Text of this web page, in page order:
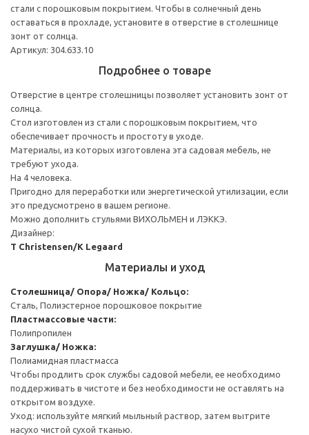
стали с порошковым покрытием. Чтобы в солнечный день
оставаться в прохладе, установите в отверстие в столешнице
зонт от солнца.
Артикул: 304.633.10
Подробнее о товаре
Отверстие в центре столешницы позволяет установить зонт от
солнца.
Стол изготовлен из стали с порошковым покрытием, что
обеспечивает прочность и простоту в уходе.
Материалы, из которых изготовлена эта садовая мебель, не
требуют ухода.
На 4 человека.
Пригодно для переработки или энергетической утилизации, если
это предусмотрено в вашем регионе.
Можно дополнить стульями ВИХОЛЬМЕН и ЛЭККЭ.
Дизайнер:
T Christensen/K Legaard
Материалы и уход
Столешница/ Опора/ Ножка/ Кольцо:
Сталь, Полиэстерное порошковое покрытие
Пластмассовые части:
Полипропилен
Заглушка/ Ножка:
Полиамидная пластмасса
Чтобы продлить срок службы садовой мебели, ее необходимо
поддерживать в чистоте и без необходимости не оставлять на
открытом воздухе.
Уход: используйте мягкий мыльный раствор, затем вытрите
насухо чистой сухой тканью.